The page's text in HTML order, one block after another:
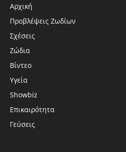
Αρχική
Προβλέψεις Ζωδίων
Σχέσεις
Ζώδια
Βίντεο
Υγεία
Showbiz
Επικαιρότητα
Γεύσεις